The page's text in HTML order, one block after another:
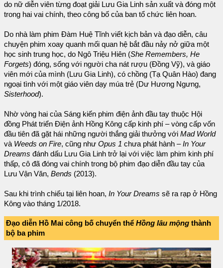
do nữ diễn viên từng đoạt giải Lưu Gia Linh sản xuất và đóng một
trong hai vai chính, theo công bố của ban tổ chức liên hoan.
Do nhà làm phim Đàm Huệ Tĩnh viết kịch bản và đạo diễn, câu
chuyện phim xoay quanh mối quan hệ bắt đầu nảy nở giữa một
học sinh trung học, do Ngô Triệu Hiên (She Remembers, He
Forgets) đóng, sống với người cha nát rượu (Đồng Vỹ), và giáo
viên mới của mình (Lưu Gia Linh), có chồng (Tạ Quân Hào) đang
ngoại tình với một giáo viên dạy múa trẻ (Dư Hương Ngưng,
Sisterhood).
Nhờ vòng hai của Sáng kiến phim điện ảnh đầu tay thuộc Hội
đồng Phát triển Điện ảnh Hồng Kông cấp kinh phí – vòng cấp vốn
đầu tiên đã gặt hái những người thắng giải thưởng với Mad World
và Weeds on Fire, cũng như Opus 1 chưa phát hành –In Your
Dreams đánh dấu Lưu Gia Linh trở lại với việc làm phim kinh phí
thấp, cô đã đóng vai chính trong bộ phim đạo diễn đầu tay của
Lưu Vận Văn, Bends (2013).
Sau khi trình chiếu tại liên hoan, In Your Dreams sẽ ra rạp ở Hồng
Kông vào tháng 1/2018.
Đạo diễn Hồ Mai công bố chuyển thể Hồng lâu mộng thành
bộ ba phim